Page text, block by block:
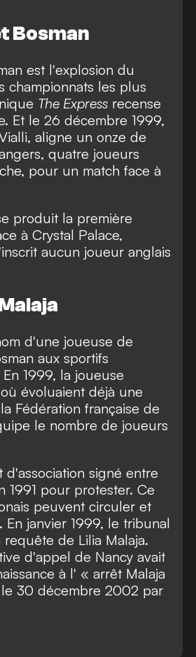
Bosman
est l'explosion du
championnats les plus
The Express recense
Et le 26 décembre 1999,
aligne un onze de
quatre joueurs
pour un match face à
produit la première
à Crystal Palace,
aucun joueur anglais
d'une joueuse de
aux sportifs
1999, la joueuse
évoluaient déjà une
Fédération française de
le nombre de joueurs
d'association signé entre
1991 pour protester. Ce
peuvent circuler et
janvier 1999, le tribunal
de Lilia Malaja.
d'appel de Nancy avait
à l' « arrêt Malaja
30 décembre 2002 par